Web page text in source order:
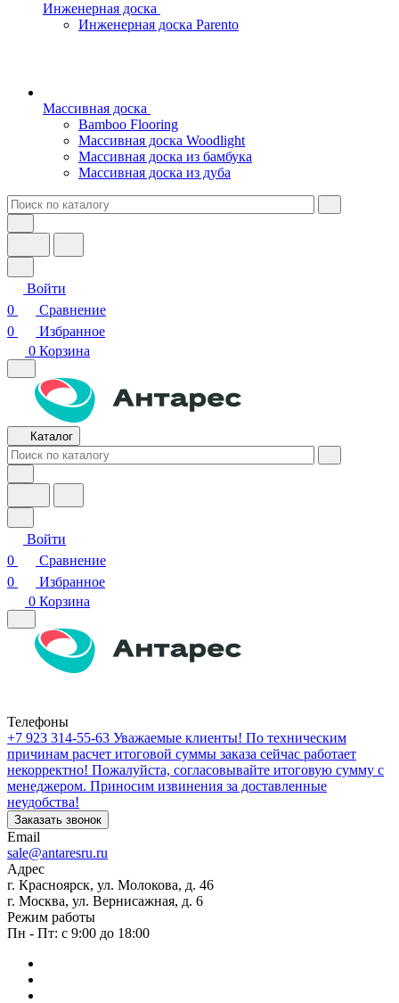
Инженерная доска
Инженерная доска Parento
Массивная доска
Bamboo Flooring
Массивная доска Woodlight
Массивная доска из бамбука
Массивная доска из дуба
Войти
0
Сравнение
0
Избранное
0 Корзина
Каталог
Войти
0
Сравнение
0
Избранное
0 Корзина
Телефоны
+7 923 314-55-63 Уважаемые клиенты! По техническим
причинам расчет итоговой суммы заказа сейчас работает
некорректно! Пожалуйста, согласовывайте итоговую сумму с
менеджером. Приносим извинения за доставленные
неудобства!
Заказать звонок
Email
sale@antaresru.ru
Адрес
г. Красноярск, ул. Молокова, д. 46
г. Москва, ул. Вернисажная, д. 6
Режим работы
Пн - Пт: с 9:00 до 18:00